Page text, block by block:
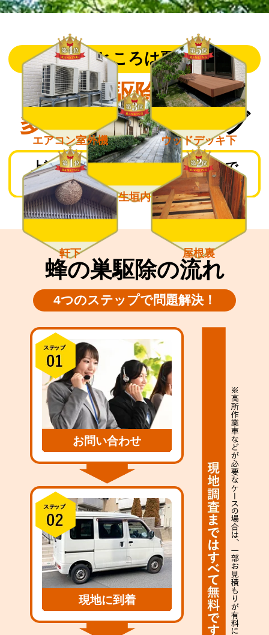
こんなところは要注意！
蜂の巣駆除依頼が
多い場所ランキング
軒下 屋根裏
生垣内
エアコン室外機 ウッドデッキ下
上記箇所は蜂が巣を作りやすいので
日頃からチェックしておきましょう。
蜂の巣駆除の流れ
4つのステップで問題解決！
お問い合わせ
現地に到着